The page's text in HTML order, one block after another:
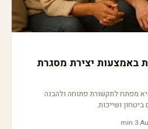
באמצעות יצירת מסגרת
היא מפתח לתקשורת פתוחה ולהבנה
ושייכות.
·
3 min